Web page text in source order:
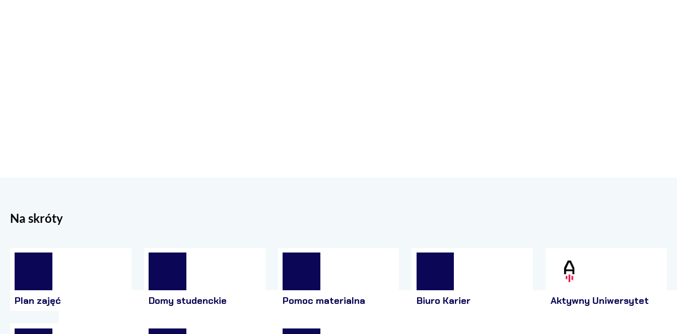
Na skróty
Plan zajęć Domy studenckie Pomoc materialna Biuro Karier Aktywny Uniwersytet